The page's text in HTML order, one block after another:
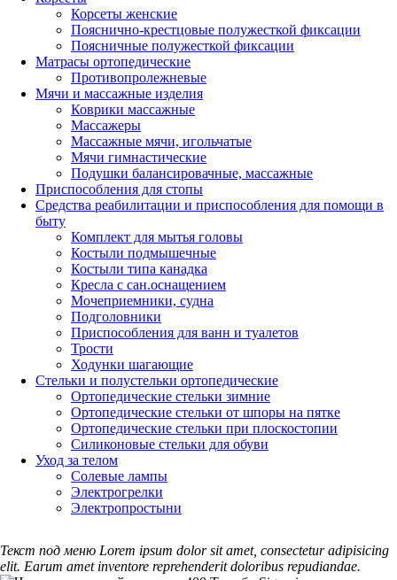
Корсеты женские
Пояснично-крестцовые полужесткой фиксации
Поясничные полужесткой фиксации
Матрасы ортопедические
Противопролежневые
Мячи и массажные изделия
Коврики массажные
Массажеры
Массажные мячи, игольчатые
Мячи гимнастические
Подушки балансировачные, массажные
Приспособления для стопы
Средства реабилитации и приспособления для помощи в
быту
Комплект для мытья головы
Костыли подмышечные
Костыли типа канадка
Кресла с сан.оснащением
Мочеприемники, судна
Подголовники
Приспособления для ванн и туалетов
Трости
Ходунки шагающие
Стельки и полустельки ортопедические
Ортопедические стельки зимние
Ортопедические стельки от шпоры на пятке
Ортопедические стельки при плоскостопии
Силиконовые стельки для обуви
Уход за телом
Солевые лампы
Электрогрелки
Электропростыни
Текст под меню Lorem ipsum dolor sit amet, consectetur adipisicing
elit. Earum amet inventore reprehenderit doloribus repudiandae.